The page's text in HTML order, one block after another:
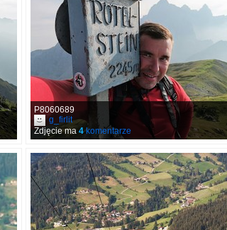
P8060689
g_firlit
Zdjęcie ma 4komentarze